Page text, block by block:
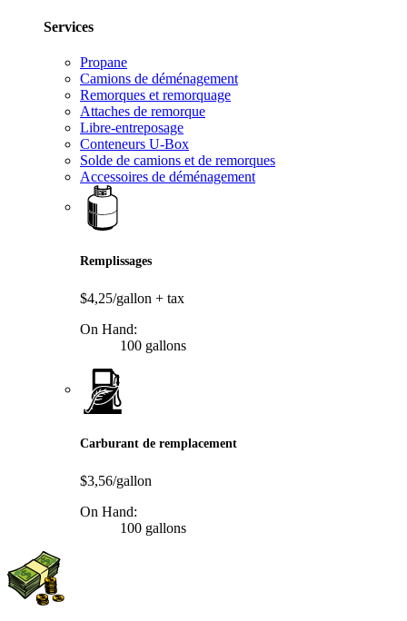
Services
Propane
Camions de déménagement
Remorques et remorquage
Attaches de remorque
Libre-entreposage
Conteneurs U-Box
Solde de camions et de remorques
Accessoires de déménagement
Remplissages
$4,25/gallon + tax
On Hand:
100 gallons
Carburant de remplacement
$3,56/gallon
On Hand:
100 gallons